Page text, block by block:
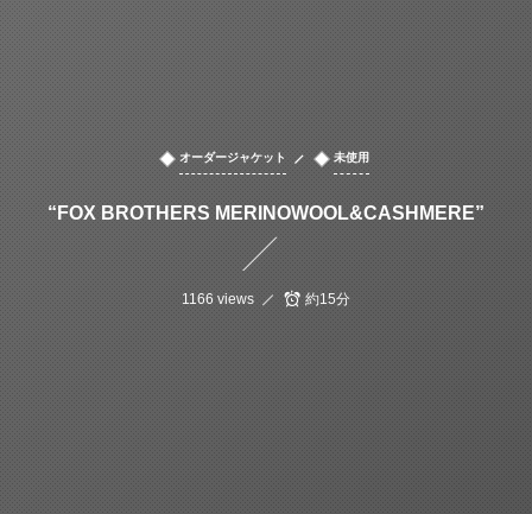
オーダージャケット 未使用
“FOX BROTHERS MERINOWOOL&CASHMERE”
1166 views 約15分